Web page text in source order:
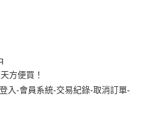
台北富邦商業銀行
兆豐國際商業銀行
方便買！
入-會員系統-交易紀錄-取消訂單-